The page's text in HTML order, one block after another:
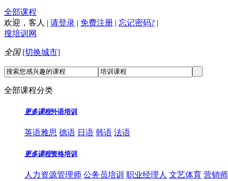
全部课程
欢迎， 客人 | 请登录 | 免费注册 | 忘记密码? |
搜培训网
全国 [切换城市]
全部课程分类
更多课程外语培训
英语雅思 德语 日语 韩语 法语
更多课程资格培训
人力资源管理师 公务员培训 职业经理人 文艺体育 营销